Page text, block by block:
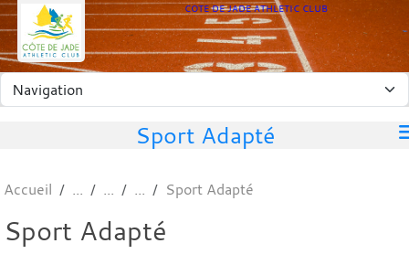
COTE DE JADE ATHLETIC CLUB
Sport Adapté
Accueil Sport Adapté
Sport Adapté
Panneau de gestion des cookies